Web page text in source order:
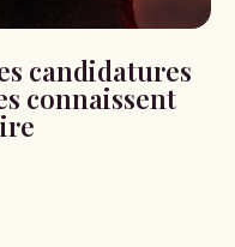
candidatures
connaissent